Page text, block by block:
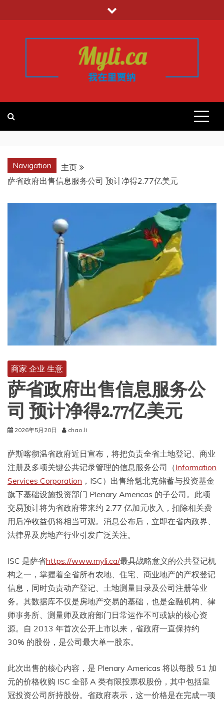
至
我的里贾纳
REGINA
Navigation
主页
萨省政府出售信息服务公司 预计净得2.77亿美元
商家 企业 生意
萨省政府出售信息服务公
司 预计净得2.77亿美元
2026年5月20日 chao.li
萨斯喀彻温省政府近日宣布，将把负责全省土地登记、商业
注册及多项关键公共记录管理的信息服务公司（Information
Services Corporation ，ISC）出售给魁北克储蓄与投资基金
旗下基础设施投资部门 Plenary Americas 的子公司。此项
交易预计将为省政府带来约 2.77 亿加元收入，扣除相关费
用后净收益仍将相当可观。消息公布后，立即在省内政界、
法律界及房地产行业引发广泛关注。
ISC 是萨省https://www.myli.ca/最具战略意义的公共登记机
构之一，掌握着全省所有农地、住宅、商业地产的产权登记
信息，同时负责动产登记、土地测量目录及公司注册等业
务。其数据库不仅是房地产交易的基础，也是金融机构、律
师事务所、测量师及政府部门日常运作不可或缺的核心资
源。自 2013 年首次公开上市以来，省政府一直保持约
30% 的股份，是公司最大单一股东。
此次出售的核心内容，是 Plenary Americas 将以每股 51 加
元的价格收购 ISC 全部 A 类有限投票权股份，其中包括皇
冠投资公司所持股份。省政府表示，这一价格是在完成一项